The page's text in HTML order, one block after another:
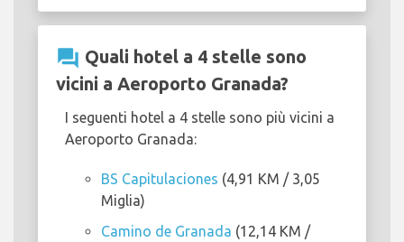
question_answer Quali hotel a 4 stelle sono
vicini a Aeroporto Granada?
I seguenti hotel a 4 stelle sono più vicini a
Aeroporto Granada:
BS Capitulaciones (4,91 KM / 3,05
Miglia)
Camino de Granada (12,14 KM /